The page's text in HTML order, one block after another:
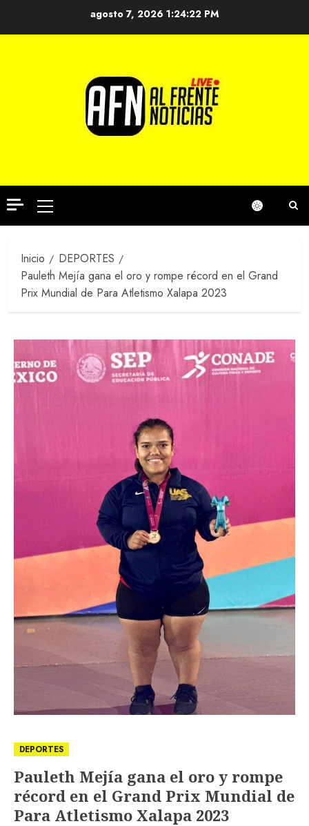
agosto 7, 2026 1:24:23 PM
Menú
principal
Inicio
DEPORTES
Pauleth Mejía gana el oro y rompe récord en el Grand
Prix Mundial de Para Atletismo Xalapa 2023
DEPORTES
Pauleth Mejía gana el oro y rompe
récord en el Grand Prix Mundial de
Para Atletismo Xalapa 2023